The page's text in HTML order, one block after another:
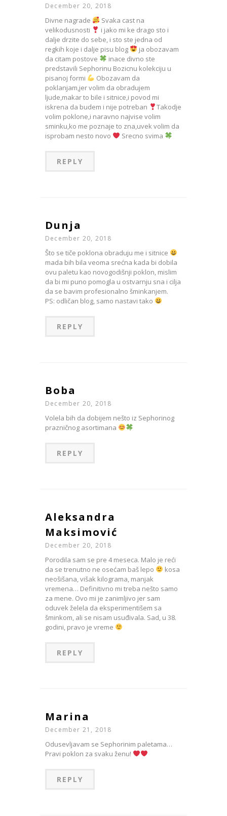
December 20, 2018
Divne nagrade
Svaka cast na
velikodusnosti
i jako mi ke drago sto i
dalje drzite do sebe, i sto ste jedna od
regkih koje i dalje pisu blog
ja obozavam
da citam postove
inace divno ste
predstavili Sephorinu Bozicnu kolekciju u
pisanoj formi
Obozavam da
poklanjam,jer volim da obradujem
ljude,makar to bile i sitnice,i povod mi
iskrena da budem i nije potreban
Takodje
volim poklone,i naravno najvise volim
sminku,ko me poznaje to zna,uvek volim da
isprobam nesto novo
Srecno svima
REPLY
Dunja
December 20, 2018
Što se tiče poklona obraduju me i sitnice
mada bih bila veoma srećna kada bi dobila
ovu paletu kao novogodišnji poklon, mislim
da bi mi puno pomogla u ostvarnju sna i cilja
da se bavim profesionalno šminkanjem.
PS: odličan blog, samo nastavi tako
REPLY
Boba
December 20, 2018
Volela bih da dobijem nešto iz Sephorinog
prazničnog asortimana
REPLY
Aleksandra
Maksimović
December 20, 2018
Porodila sam se pre 4 meseca. Malo je reći
da se trenutno ne osećam baš lepo
kosa
neošišana, višak kilograma, manjak
vremena… Definitivno mi treba nešto samo
za mene. Ovo mi je zanimljivo jer sam
oduvek želela da eksperimentišem sa
šminkom, ali se nisam usuđivala. Sad, u 38.
godini, pravo je vreme
REPLY
Marina
December 21, 2018
Odusevljavam se Sephorinim paletama…
Pravi poklon za svaku ženu!
REPLY